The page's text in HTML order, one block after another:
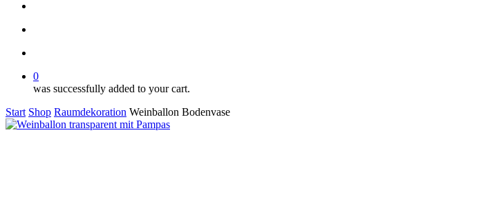
0
was successfully added to your cart.
Start Shop Raumdekoration Weinballon Bodenvase